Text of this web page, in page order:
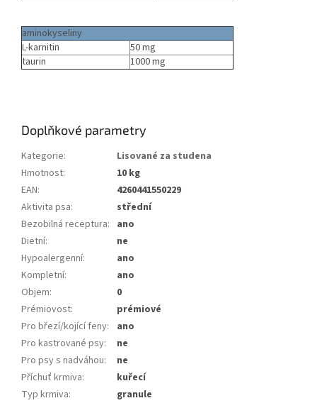
aminokyseliny
L-karnitin
50 mg
taurin
1000 mg
Doplňkové parametry
Kategorie:
Lisované za studena
Hmotnost:
10 kg
EAN:
4260441550229
Aktivita psa:
střední
Bezobilná receptura: ano
Dietní:
ne
Hypoalergenní:
ano
Kompletní:
ano
Objem:
0
Prémiovost:
prémiové
Pro březí/kojící feny:
ano
Pro kastrované psy:
ne
Pro psy s nadváhou:
ne
Příchuť krmiva:
kuřecí
Typ krmiva:
granule